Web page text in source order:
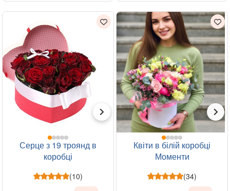
Серце з 19 троянд в
коробці
(10)
Квіти в білій коробці
Моменти
(34)